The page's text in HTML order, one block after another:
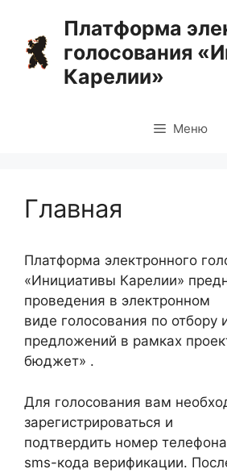
содержимому
Платформа
голосования
Карелии»
Меню
Главная
Платформа электронного
«Инициативы Карелии»
проведения в электронном
виде голосования по отбору
предложений в рамках
бюджет» .
Для голосования вам
зарегистрироваться и
подтвердить номер
sms-кода верификации.